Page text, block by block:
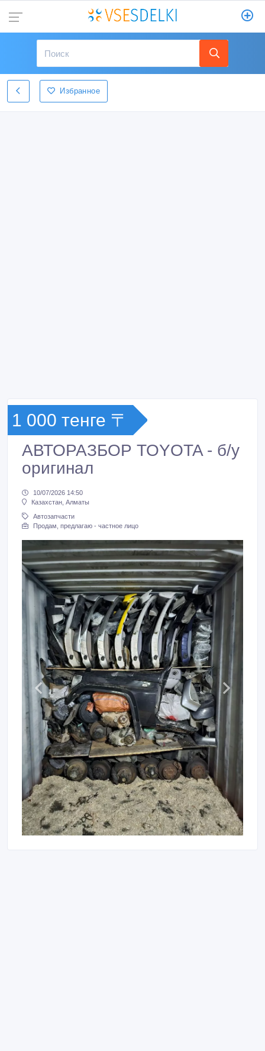
Избранное
1 000 тенге 〒
АВТОРАЗБОР TOYOTA - б/у
оригинал
10/07/2026 14:50
Казахстан, Алматы
Автозапчасти
Продам, предлагаю - частное лицо